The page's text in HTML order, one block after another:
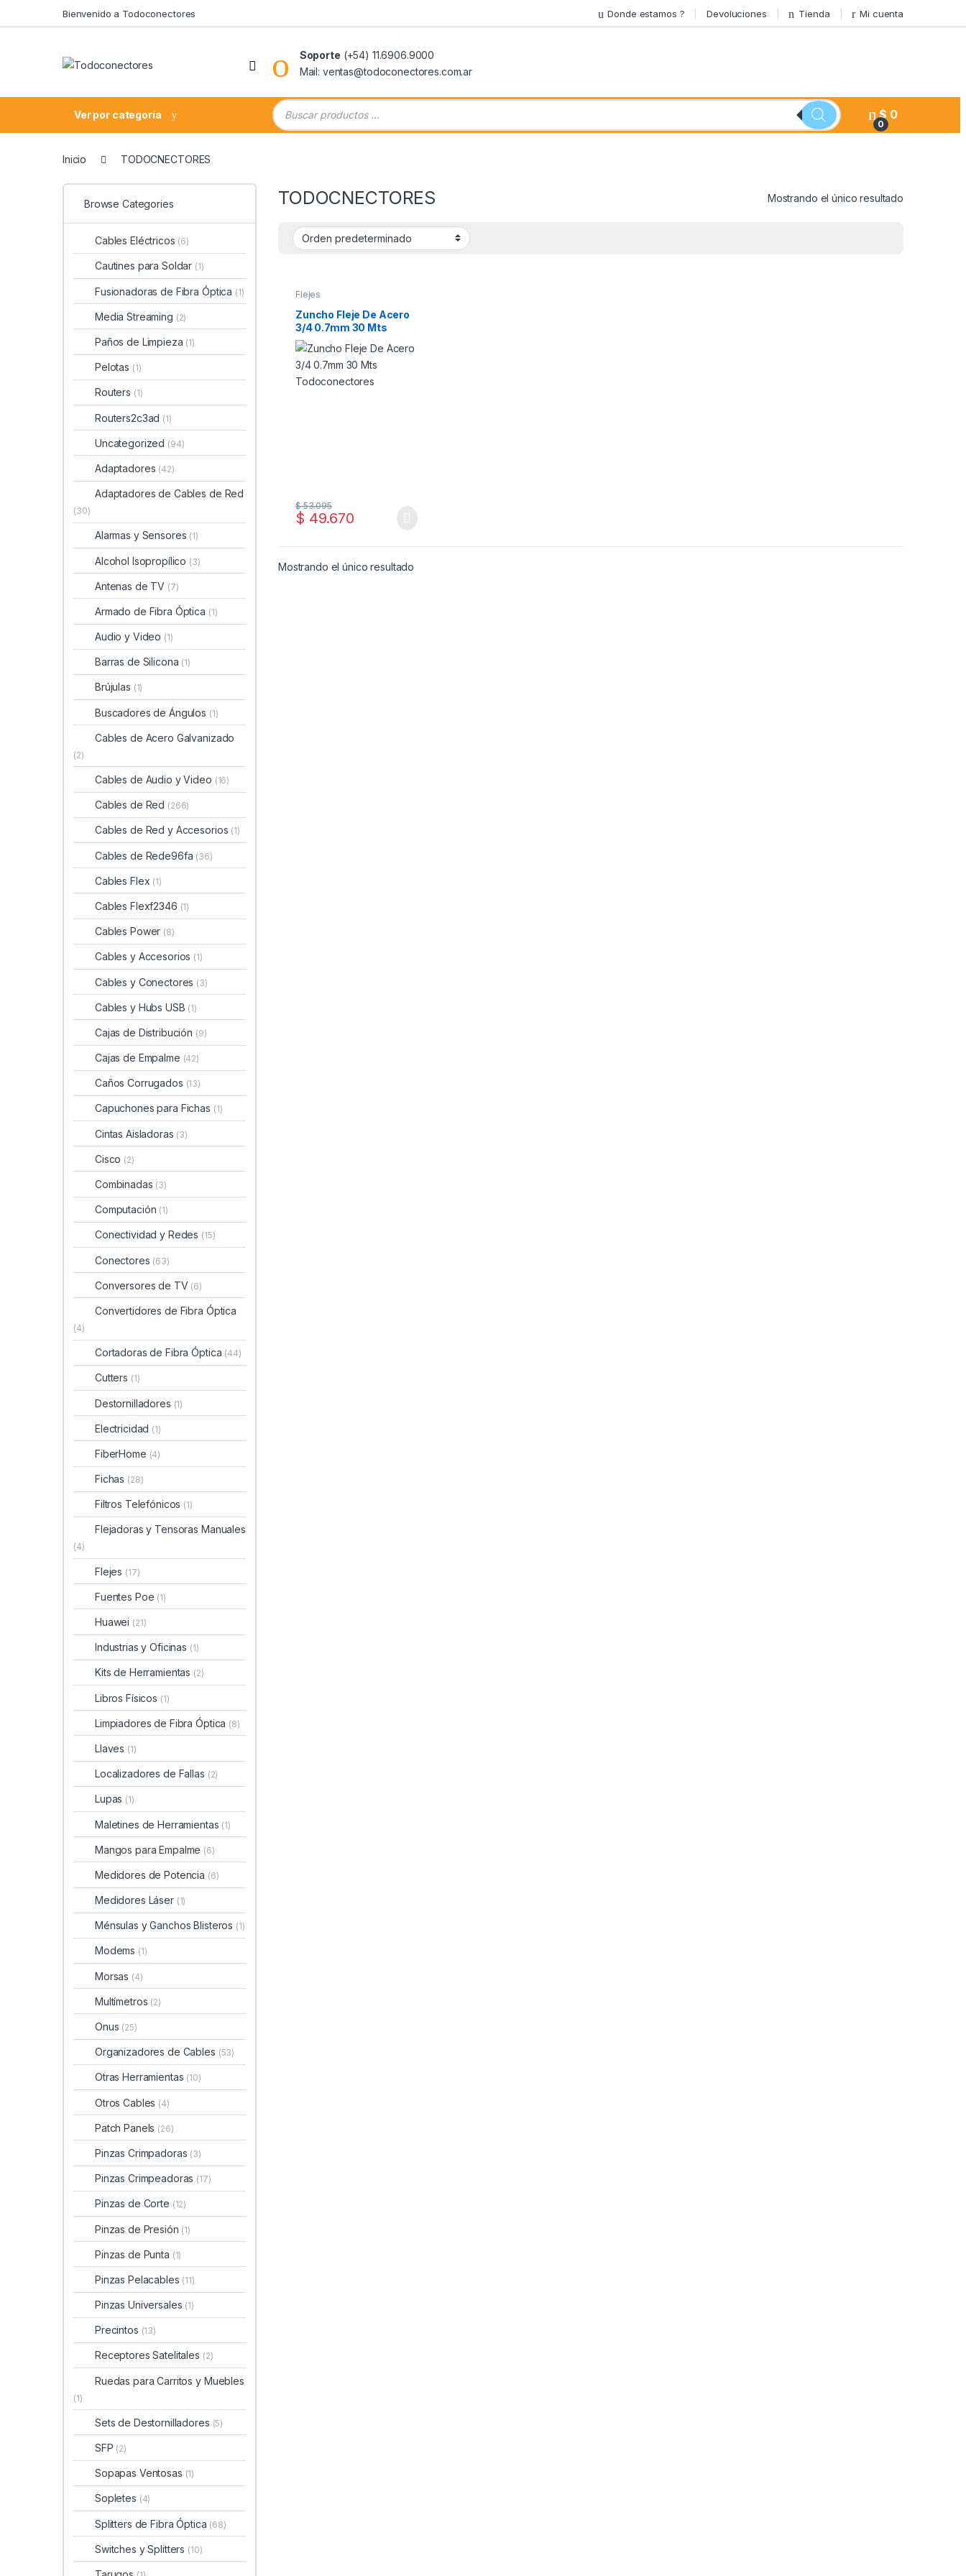
Bienvenido a Todoconectores Donde estamos ? Devoluciones Tienda Mi cuenta
Soporte (+54) 11.6906.9000
Mail: ventas@todoconectores.com.ar
Ver por categoría
Búsqueda de productos
0
$ 0
Inicio TODOCNECTORES
TODOCNECTORES Mostrando el único resultado
Flejes
Zuncho Fleje De Acero
3/4 0.7mm 30 Mts
Todoconectores
$ 49.670
$53.095
Mostrando el único resultado
Browse Categories
Cables Eléctricos (6)
Cautines para Soldar (1)
Fusionadoras de Fibra Óptica (1)
Media Streaming (2)
Paños de Limpieza (1)
Pelotas (1)
Routers (1)
Routers2c3ad (1)
Uncategorized (94)
Adaptadores (42)
Adaptadores de Cables de Red
(30)
Alarmas y Sensores (1)
Alcohol Isopropílico (3)
Antenas de TV (7)
Armado de Fibra Óptica (1)
Audio y Video (1)
Barras de Silicona (1)
Brújulas (1)
Buscadores de Ángulos (1)
Cables de Acero Galvanizado
(2)
Cables de Audio y Video (16)
Cables de Red (266)
Cables de Red y Accesorios (1)
Cables de Rede96fa (36)
Cables Flex (1)
Cables Flexf2346 (1)
Cables Power (8)
Cables y Accesorios (1)
Cables y Conectores (3)
Cables y Hubs USB (1)
Cajas de Distribución (9)
Cajas de Empalme (42)
Caños Corrugados (13)
Capuchones para Fichas (1)
Cintas Aisladoras (3)
Cisco (2)
Combinadas (3)
Computación (1)
Conectividad y Redes (15)
Conectores (63)
Conversores de TV (6)
Convertidores de Fibra Óptica
(4)
Cortadoras de Fibra Óptica (44)
Cutters (1)
Destornilladores (1)
Electricidad (1)
FiberHome (4)
Fichas (28)
Filtros Telefónicos (1)
Flejadoras y Tensoras Manuales
(4)
Flejes (17)
Fuentes Poe (1)
Huawei (21)
Industrias y Oficinas (1)
Kits de Herramientas (2)
Libros Físicos (1)
Limpiadores de Fibra Óptica (8)
Llaves (1)
Localizadores de Fallas (2)
Lupas (1)
Maletines de Herramientas (1)
Mangos para Empalme (6)
Medidores de Potencia (6)
Medidores Láser (1)
Ménsulas y Ganchos Blisteros (1)
Modems (1)
Morsas (4)
Multímetros (2)
Onus (25)
Organizadores de Cables (53)
Otras Herramientas (10)
Otros Cables (4)
Patch Panels (26)
Pinzas Crimpadoras (3)
Pinzas Crimpeadoras (17)
Pinzas de Corte (12)
Pinzas de Presión (1)
Pinzas de Punta (1)
Pinzas Pelacables (11)
Pinzas Universales (1)
Precintos (13)
Receptores Satelitales (2)
Ruedas para Carritos y Muebles
(1)
Sets de Destornilladores (5)
SFP (2)
Sopapas Ventosas (1)
Sopletes (4)
Splitters de Fibra Óptica (68)
Switches y Splitters (10)